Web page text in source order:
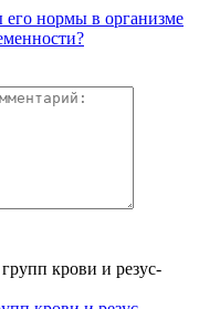
его нормы в организме